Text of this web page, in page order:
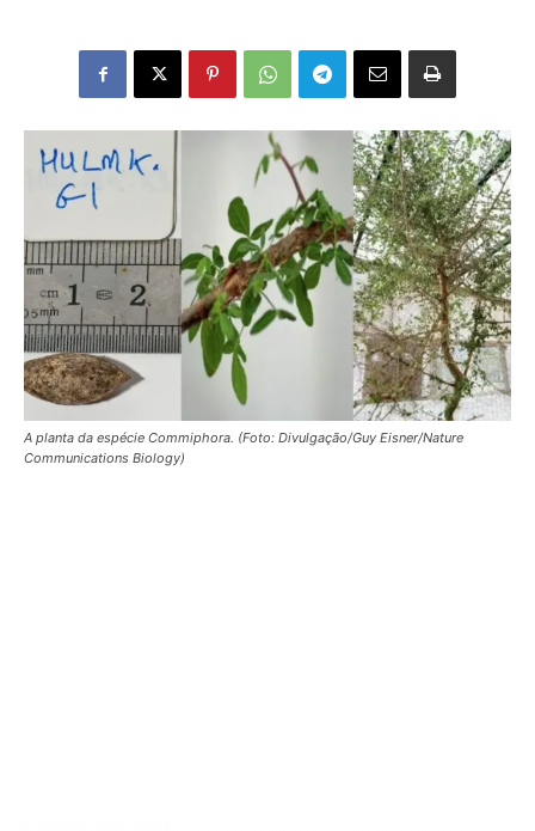
A planta da espécie Commiphora. (Foto: Divulgação/Guy Eisner/Nature
Communications Biology)